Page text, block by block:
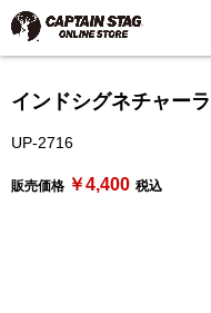
インドシグネチャー
UP-2716
販売価格 ￥4,400 税込